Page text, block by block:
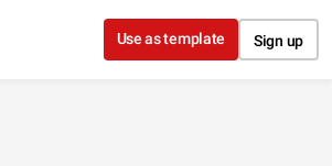
Use as template Sign up